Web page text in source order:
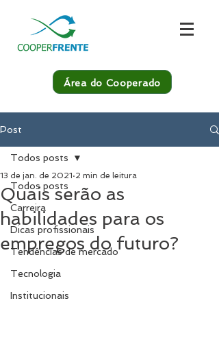
Área do Cooperado
Post
Todos posts
Carreira
Dicas profissionais
Tendências de mercado
Tecnologia
Institucionais
Todos posts
Quais serão as
habilidades para os
empregos do futuro?
13 de jan. de 2021 2 min de leitura